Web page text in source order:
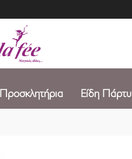
Προσκλητήρια Είδη Πάρτυ